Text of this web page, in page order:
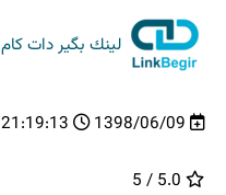
لینك بگیر دات كام
1398/06/09
21:19:13